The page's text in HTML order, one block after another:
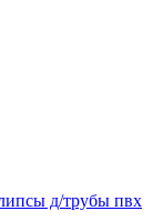
д/трубы пвх